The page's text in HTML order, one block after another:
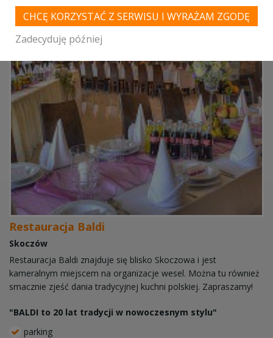
Restauracja Baldi
Skoczów
Restauracja Baldi znajduje się blisko Skoczowa i jest
kameralnym miejscem na organizacje wesel. Można tu również
smacznie zjeść dania tradycyjnej kuchni polskiej. Zapraszamy!
"BALDI to 20 lat tradycji w nowoczesnym stylu"
parking
CHCĘ KORZYSTAĆ Z SERWISU I WYRAŻAM ZGODĘ
Zadecyduję później